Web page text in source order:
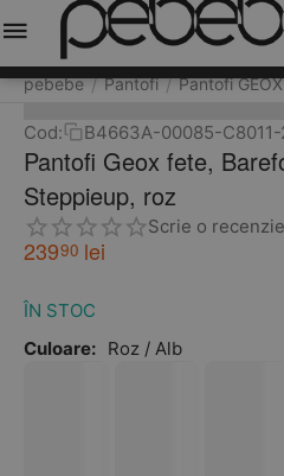
pebebe / Pantofi / Pantofi
Cod: B4663A-00085-
Pantofi Geox fete,
Steppieup, roz
Scrie o recenzie
23990 lei
ÎN STOC
Culoare: Roz / Alb
Meniu Caută Cos